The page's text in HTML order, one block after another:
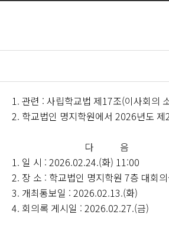
1. 관련 : 사립학교법 제17조(이사회의
2. 학교법인 명지학원에서 2026년도
다 음
1. 일 시 : 2026.02.24.(화) 11:00
2. 장 소 : 학교법인 명지학원 7층 대회의
3. 개최통보일 : 2026.02.13.(화)
4. 회의록 게시일 : 2026.02.27.(금)